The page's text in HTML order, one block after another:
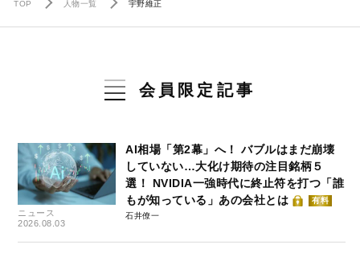
TOP 人物一覧 宇野維正
会員限定記事
ニュース
2026.08.03
AI相場「第2幕」へ！ バブルはまだ崩壊
していない…大化け期待の注目銘柄５
選！ NVIDIA一強時代に終止符を打つ「誰
もが知っている」あの会社とは
有料
石井僚一